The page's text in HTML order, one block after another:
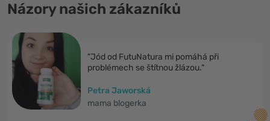
Názory našich zákazníků
"Jód od FutuNatura mi pomáhá při
problémech se štítnou žlázou."
Petra Jaworská
mama blogerka